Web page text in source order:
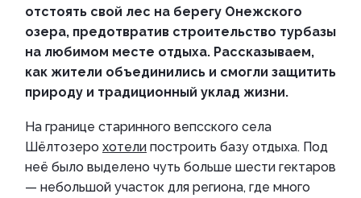
отстоять свой лес на берегу Онежского
озера, предотвратив строительство турбазы
на любимом месте отдыха. Рассказываем,
как жители объединились и смогли защитить
природу и традиционный уклад жизни.
На границе старинного вепсского села
Шёлтозеро хотели построить базу отдыха. Под
неё было выделено чуть больше шести гектаров
— небольшой участок для региона, где много